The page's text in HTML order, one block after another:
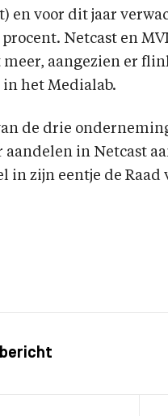
en voor dit jaar
Netcast en
aangezien er
het Medialab.
de drie
in Netcast
in zijn eentje de Raad